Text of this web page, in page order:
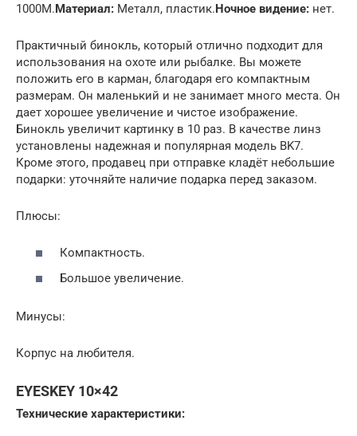
1000M.Материал: Металл, пластик.Ночное видение: нет.
Практичный бинокль, который отлично подходит для
использования на охоте или рыбалке. Вы можете
положить его в карман, благодаря его компактным
размерам. Он маленький и не занимает много места. Он
дает хорошее увеличение и чистое изображение.
Бинокль увеличит картинку в 10 раз. В качестве линз
установлены надежная и популярная модель BK7.
Кроме этого, продавец при отправке кладёт небольшие
подарки: уточняйте наличие подарка перед заказом.
Плюсы:
Компактность.
Большое увеличение.
Минусы:
Корпус на любителя.
EYESKEY 10×42
Технические характеристики: